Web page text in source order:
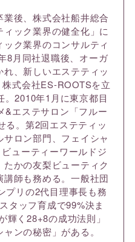
後、株式会社船井総合
ック業界の健全化」に
ク業界のコンサルティ
8月同社退職後、オーガ
、新しいエステティッ
式会社ES-ROOTSを立
。2010年1月に東京都目
&エステサロン「フルー
る。第2回エステティッ
ロン部門、フェイシャ
ューティーワールドジ
かの友梨ビューティク
師も務める。一般社団
プリの2代目理事長も務
タッフ育成で99%決ま
輝く28+8の成功法則」
ンの秘密」がある。